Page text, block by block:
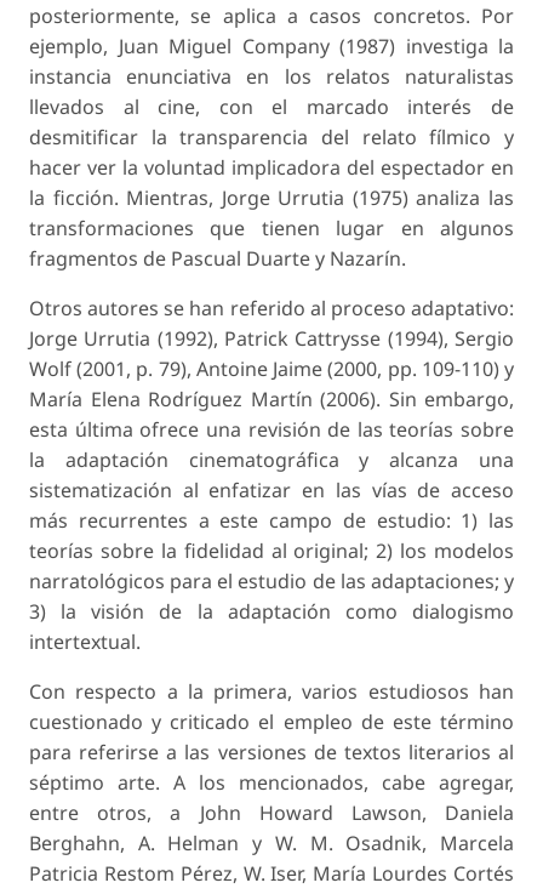
posteriormente, se aplica a casos concretos. Por
ejemplo, Juan Miguel Company (1987) investiga la
instancia enunciativa en los relatos naturalistas
llevados al cine, con el marcado interés de
desmitificar la transparencia del relato fílmico y
hacer ver la voluntad implicadora del espectador en
la ficción. Mientras, Jorge Urrutia (1975) analiza las
transformaciones que tienen lugar en algunos
fragmentos de Pascual Duarte y Nazarín.
Otros autores se han referido al proceso adaptativo:
Jorge Urrutia (1992), Patrick Cattrysse (1994), Sergio
Wolf (2001, p. 79), Antoine Jaime (2000, pp. 109-110) y
María Elena Rodríguez Martín (2006). Sin embargo,
esta última ofrece una revisión de las teorías sobre
la adaptación cinematográfica y alcanza una
sistematización al enfatizar en las vías de acceso
más recurrentes a este campo de estudio: 1) las
teorías sobre la fidelidad al original; 2) los modelos
narratológicos para el estudio de las adaptaciones; y
3) la visión de la adaptación como dialogismo
intertextual.
Con respecto a la primera, varios estudiosos han
cuestionado y criticado el empleo de este término
para referirse a las versiones de textos literarios al
séptimo arte. A los mencionados, cabe agregar,
entre otros, a John Howard Lawson, Daniela
Berghahn, A. Helman y W. M. Osadnik, Marcela
Patricia Restom Pérez, W. Iser, María Lourdes Cortés